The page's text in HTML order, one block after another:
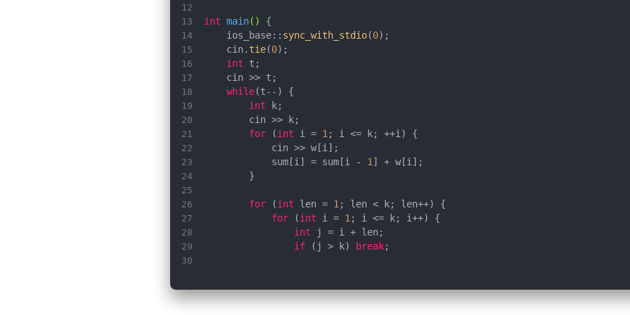
int main()
    ios_base::
sync_with_stdio(0
    cin.
tie(0
int
while
int
for (int i = 1
            sum[i] = sum[i -
1
for (int len = 1
for (int i = 1
int
if (j > k) break
for (int
                    DP[i][j] =
min(DP[i][j], DP[i][mid] + DP[mid + 1][j] +